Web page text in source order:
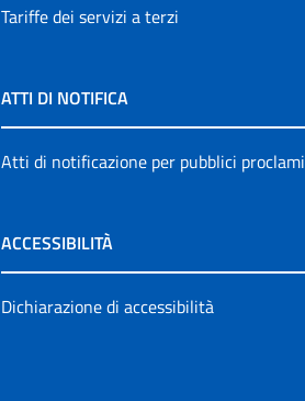
Tariffe dei servizi a terzi
ATTI DI NOTIFICA
Atti di notificazione per pubblici proclami
ACCESSIBILITÀ
Dichiarazione di accessibilità